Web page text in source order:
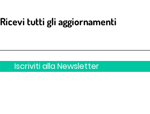
Ricevi tutti gli aggiornamenti
Iscriviti alla Newsletter